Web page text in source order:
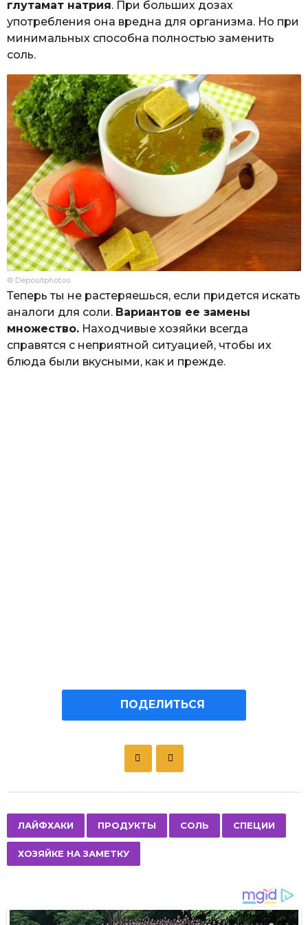
глутамат натрия. При больших дозах
употребления она вредна для организма. Но при
минимальных способна полностью заменить
соль.
© Depositphotos
Теперь ты не растеряешься, если придется искать
аналоги для соли. Вариантов ее замены
множество. Находчивые хозяйки всегда
справятся с неприятной ситуацией, чтобы их
блюда были вкусными, как и прежде.
ПОДЕЛИТЬСЯ
P
a
g
a
ЛАЙФХАКИ ПРОДУКТЫ СОЛЬ СПЕЦИИ
ХОЗЯЙКЕ НА ЗАМЕТКУ